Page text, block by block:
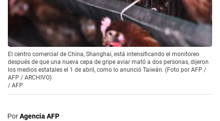
El centro comercial de China, Shanghai, está intensificando el monitoreo
después de que una nueva cepa de gripe aviar mató a dos personas, dijeron
los medios estatales el 1 de abril, como lo anunció Taiwán. (Foto por AFP /
AFP / ARCHIVO)
/ AFP
PorAgencia AFP